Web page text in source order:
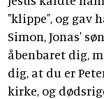
"klippe", og gav
Simon, Jonas'
åbenbaret dig,
dig, at du er
kirke, og